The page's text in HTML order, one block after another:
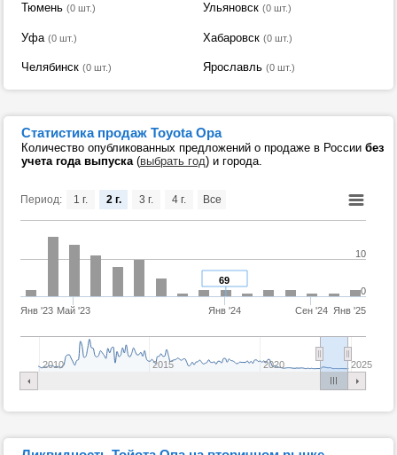
Тюмень (0 шт.) Ульяновск (0 шт.)
Уфа (0 шт.) Хабаровск (0 шт.)
Челябинск (0 шт.) Ярославль (0 шт.)
Статистика продаж Toyota Opa
Количество опубликованных предложений о продаже в России без
учета года выпуска(выбрать год) и города.
Период:
69
Янв '23 Май '23 Янв '24 Сен '24 Янв '25
2010 2015 2020 2025
0
10
1 г. 2 г. 3 г. 4 г. Все